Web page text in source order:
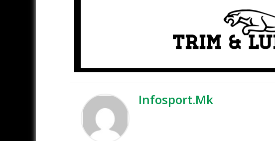
Infosport.mk